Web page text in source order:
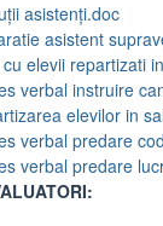
asistenți.doc
asistent
cu elevii repartizati
verbal instruire
elevilor in
verbal predare
verbal predare